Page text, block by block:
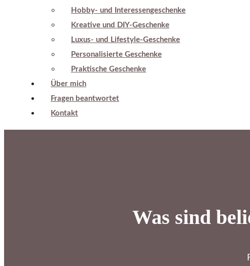
Hobby- und Interessengeschenke
Kreative und DIY-Geschenke
Luxus- und Lifestyle-Geschenke
Personalisierte Geschenke
Praktische Geschenke
Über mich
Fragen beantwortet
Kontakt
Was sind